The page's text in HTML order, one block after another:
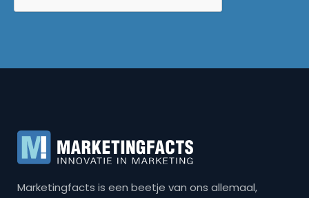
Marketingfacts is een beetje van ons allemaal,